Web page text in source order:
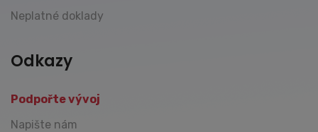
Neplatné doklady
Odkazy
Podpořte vývoj
Napište nám